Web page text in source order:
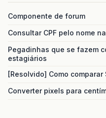
Componente de forum
Consultar CPF pelo nome
Pegadinhas que se fazem
estagiários
[Resolvido] Como comparar
Converter pixels para